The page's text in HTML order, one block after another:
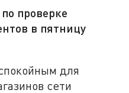
проверке
в пятницу
для
сети